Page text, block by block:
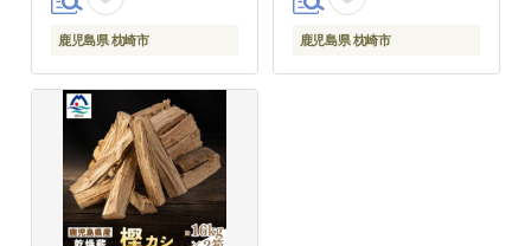
鹿児島県 枕崎市 鹿児島県 枕崎市